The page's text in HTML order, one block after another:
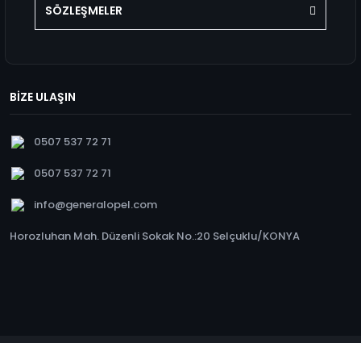
SÖZLEŞMELER
BİZE ULAŞIN
0507 537 72 71
0507 537 72 71
info@generalopel.com
Horozluhan Mah. Düzenli Sokak No.:20 Selçuklu/KONYA